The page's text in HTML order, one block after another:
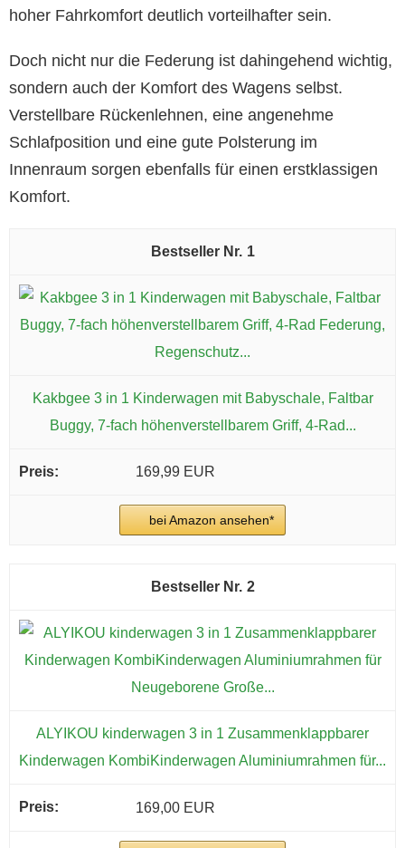
hoher Fahrkomfort deutlich vorteilhafter sein.
Doch nicht nur die Federung ist dahingehend wichtig,
sondern auch der Komfort des Wagens selbst.
Verstellbare Rückenlehnen, eine angenehme
Schlafposition und eine gute Polsterung im
Innenraum sorgen ebenfalls für einen erstklassigen
Komfort.
1
Kakbgee 3 in 1 Kinderwagen mit Babyschale, Faltbar
Buggy, 7-fach höhenverstellbarem Griff, 4-Rad...
169,99 EUR
bei Amazon ansehen*
2
ALYIKOU kinderwagen 3 in 1 Zusammenklappbarer
Kinderwagen KombiKinderwagen Aluminiumrahmen für...
169,00 EUR